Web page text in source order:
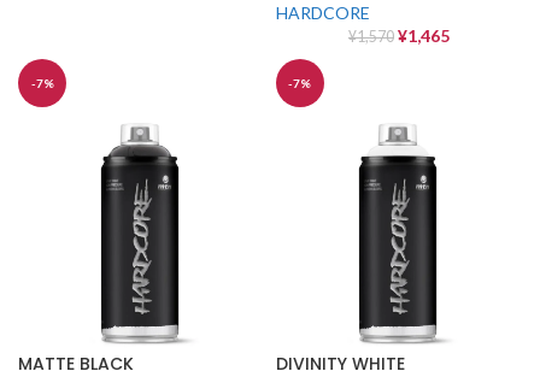
HARDCORE
¥1,570 ¥1,465
-7%
MATTE BLACK
-7%
DIVINITY WHITE